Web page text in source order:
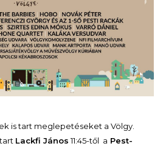
is tart meglepetéseket a Völgy.
Lackfi János11:45-től a Pest-